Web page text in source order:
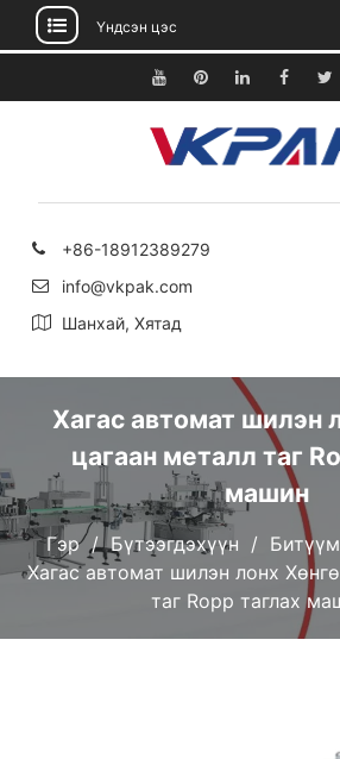
руу
Үндсэн цэс
YoutubePinterestLinkedin
+86-18912389279
info@vkpak.com
Шанхай, Хятад
Хагас автомат шилэн
цагаан металл таг
машин
Гэр Бүтээгдэхүүн
Хагас автомат шилэн лонх
таг Ropp таглах